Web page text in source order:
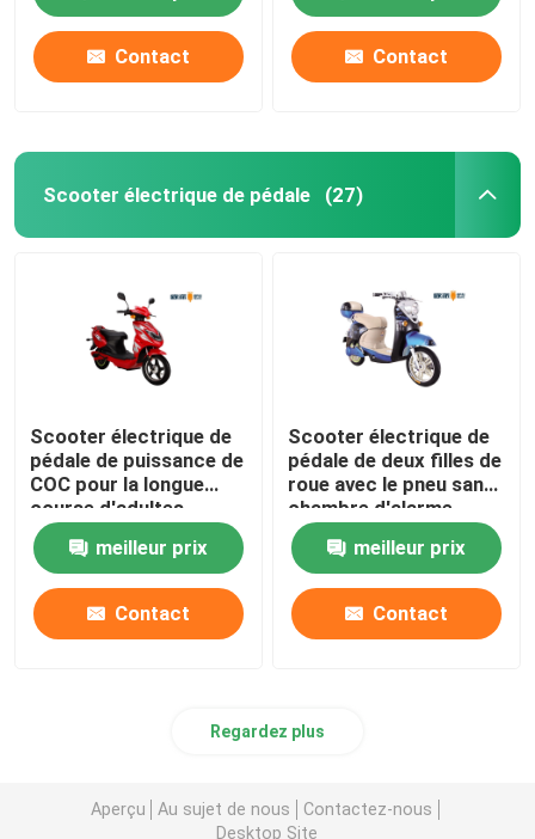
Contact Contact
Scooter électrique de pédale (27)
Scooter électrique de
pédale de puissance de
COC pour la longue
course d'adultes
meilleur prix
Contact
Scooter électrique de
pédale de deux filles de
roue avec le pneu sans
chambre d'alarme
meilleur prix
Contact
Regardez plus
Aperçu Au sujet de nous
Contactez-nous
Desktop Site